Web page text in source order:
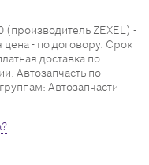
ZEXEL) -
- по договору. Срок
доставка по
Автозапчасть по
Автозапчасти